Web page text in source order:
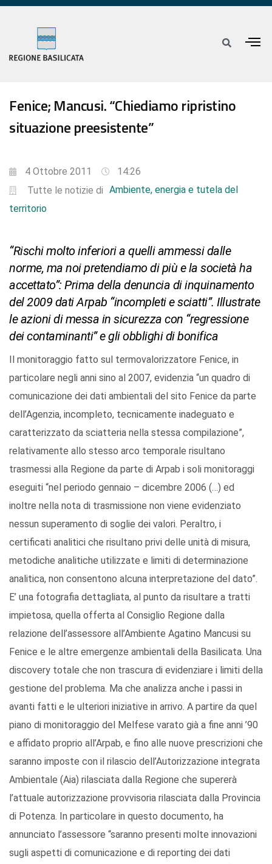
Fenice; Mancusi. “Chiediamo ripristino
situazione preesistente”
4 Ottobre 2011
14:26
Tutte le notizie di Ambiente, energia e tutela del
territorio
“Rischi molto inferiori a quelli ammessi dalle
norme, ma noi pretendiamo di più e la società ha
accettato”: Prima della denuncia di inquinamento
del 2009 dati Arpab “incompleti e sciatti”. Illustrate
le azioni di messa in sicurezza con “regressione
dei contaminanti” e gli obblighi di bonifica
Il monitoraggio fatto sul termovalorizzatore Fenice, in
particolare negli anni sino al 2007, evidenzia “un quadro di
comunicazione dei dati ambientali del sito Fenice da parte
dell’Agenzia, incompleto, tecnicamente inadeguato e
caratterizzato da sciatteria nella stessa compilazione”,
relativamente allo stesso arco temporale risultano
trasmessi alla Regione da parte di Arpab i soli monitoraggi
eseguiti “nel periodo gennaio – dicembre 2006 (…) ed
inoltre nella nota di trasmissione non viene evidenziato
nessun superamento di soglie dei valori. Peraltro, i
certificati analitici che risultano privi delle unità di misura,
metodiche analitiche utilizzate e limiti di determinazione
analitica, non consentono alcuna interpretazione del dato”.
E’ una fotografia dettagliata, al punto da risultare a tratti
impietosa, quella offerta al Consiglio Regione dalla
relazione dell’assessore all’Ambiente Agatino Mancusi su
Fenice e le altre emergenze ambientali della Basilicata. Una
discovery totale che non trascura di evidenziare i limiti della
gestione del problema. Ma che analizza anche i passi in
avanti fatti e le ulteriori iniziative in arrivo. A partire da quel
piano di monitoraggio del Melfese varato già a fine anni ’90
e affidato proprio all’Arpab, e fino alle nuove prescrizioni che
saranno imposte con il rilascio dell’Autorizzazione integrata
Ambientale (Aia) rilasciata dalla Regione che supererà
l’attuale autorizzazione provvisoria rilasciata dalla Provincia
di Potenza. In particolare in questo documento, ha
annunciato l’assessore “saranno presenti molte innovazioni
sugli aspetti di comunicazione e di reporting dei dati